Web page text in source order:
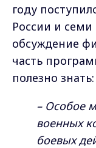
году
России и
обсуждение
часть
полезно
– Особое
военных
боевых